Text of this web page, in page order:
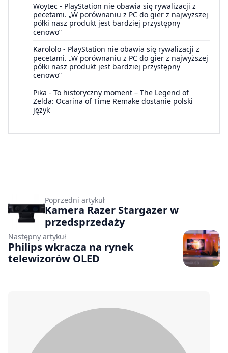
Woytec - PlayStation nie obawia się rywalizacji z
pecetami. „W porównaniu z PC do gier z najwyższej
półki nasz produkt jest bardziej przystępny
cenowo”
Karololo - PlayStation nie obawia się rywalizacji z
pecetami. „W porównaniu z PC do gier z najwyższej
półki nasz produkt jest bardziej przystępny
cenowo”
Pika - To historyczny moment – The Legend of
Zelda: Ocarina of Time Remake dostanie polski
język
Poprzedni artykuł
Kamera Razer Stargazer w
przedsprzedaży
Następny artykuł
Philips wkracza na rynek
telewizorów OLED